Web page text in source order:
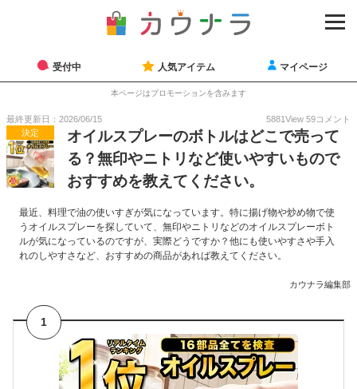
受付中 人気アイテム マイページ
本ページはプロモーションを含みます
最終更新日：2026/06/15 5881View 59コメント
決定
オイルスプレーのボトルはどこで売って
る？無印やニトリなど使いやすいもので
おすすめを教えてください。
最近、料理で油の使いすぎが気になっています。特に揚げ物や炒め物で使
うオイルスプレーを探していて、無印やニトリなどのオイルスプレーボト
ルが気になっているのですが、実際どうですか？他にも使いやすさや手入
れのしやすさなど、おすすめの商品があれば教えてください。
カウナラ編集部
1